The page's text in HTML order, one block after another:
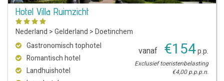
Hotel Villa Ruimzicht
Nederland >Gelderland >Doetinchem
Gastronomisch tophotel
Romantisch hotel
Landhuishotel
vanaf €154p.p.
Exclusief toeristenbelasting
€4,00 p.p.p.n.